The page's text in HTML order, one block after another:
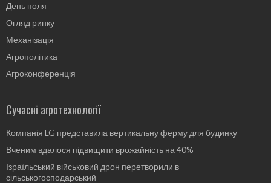
День поля
Огляд ринку
Механізація
Агрополітика
Агроконференція
Сучасні агротехнології
Компанія LG представила вертикальну ферму для будинку
Вченим вдалося підвищити врожайність на 40%
Ізраїльський військовий дрон перетворили в
сільськогосподарський